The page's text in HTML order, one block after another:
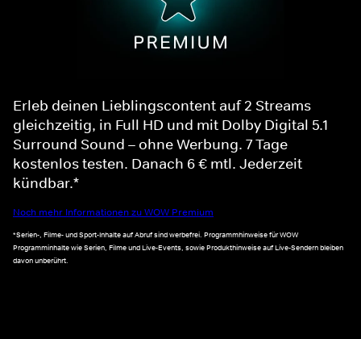
Erleb deinen Lieblingscontent auf 2 Streams
gleichzeitig, in Full HD und mit Dolby Digital 5.1
Surround Sound – ohne Werbung. 7 Tage
kostenlos testen. Danach 6 € mtl. Jederzeit
kündbar.*
Noch mehr Informationen zu WOW Premium
*Serien-, Filme- und Sport-Inhalte auf Abruf sind werbefrei. Programmhinweise für WOW
Programminhalte wie Serien, Filme und Live-Events, sowie Produkthinweise auf Live-Sendern bleiben
davon unberührt.